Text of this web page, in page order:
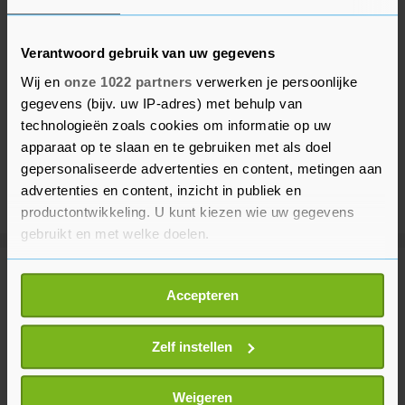
Verantwoord gebruik van uw gegevens
Wij en onze 1022 partners verwerken je persoonlijke
gegevens (bijv. uw IP-adres) met behulp van
technologieën zoals cookies om informatie op uw
apparaat op te slaan en te gebruiken met als doel
gepersonaliseerde advertenties en content, metingen aan
advertenties en content, inzicht in publiek en
productontwikkeling. U kunt kiezen wie uw gegevens
gebruikt en met welke doelen.
Als u het toestaat, willen we ook graag:
Informatie verzamelen over uw geografische
locatie, die tot een paar meter nauwkeurig kan zijn
Uw apparaat identificeren door het actief te
scannen op specifieke eigenschappen (fingerprinting)
Lees meer over hoe uw persoonlijke gegevens worden
Accepteren
Zelf instellen
Weigeren
Meer uit Voetbal
Inter Miami verliest zonder